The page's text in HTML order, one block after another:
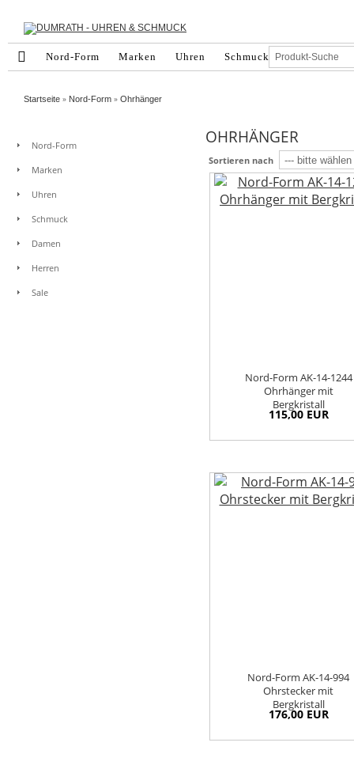
Nord-Form Marken Uhren Schmuck Damen
Startseite » Nord-Form » Ohrhänger
OHRHÄNGER
Sortieren nach
Nord-Form AK-14-1244
Ohrhänger mit
Bergkristall
115,00 EUR
Nord-Form AK-14-994
Ohrstecker mit
Bergkristall
176,00 EUR
Nord-Form
Marken
Uhren
Schmuck
Damen
Herren
Sale